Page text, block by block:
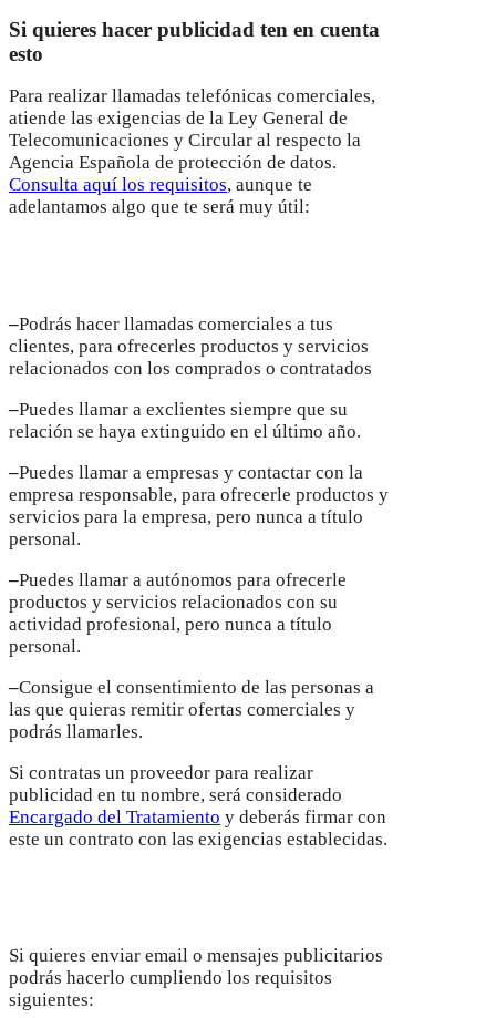
Si quieres hacer publicidad ten en cuenta
esto
Para realizar llamadas telefónicas comerciales,
atiende las exigencias de la Ley General de
Telecomunicaciones y Circular al respecto la
Agencia Española de protección de datos.
Consulta aquí los requisitos, aunque te
adelantamos algo que te será muy útil:
–Podrás hacer llamadas comerciales a tus
clientes, para ofrecerles productos y servicios
relacionados con los comprados o contratados
–Puedes llamar a exclientes siempre que su
relación se haya extinguido en el último año.
–Puedes llamar a empresas y contactar con la
empresa responsable, para ofrecerle productos y
servicios para la empresa, pero nunca a título
personal.
–Puedes llamar a autónomos para ofrecerle
productos y servicios relacionados con su
actividad profesional, pero nunca a título
personal.
–Consigue el consentimiento de las personas a
las que quieras remitir ofertas comerciales y
podrás llamarles.
Si contratas un proveedor para realizar
publicidad en tu nombre, será considerado
Encargado del Tratamiento y deberás firmar con
este un contrato con las exigencias establecidas.
Si quieres enviar email o mensajes publicitarios
podrás hacerlo cumpliendo los requisitos
siguientes: